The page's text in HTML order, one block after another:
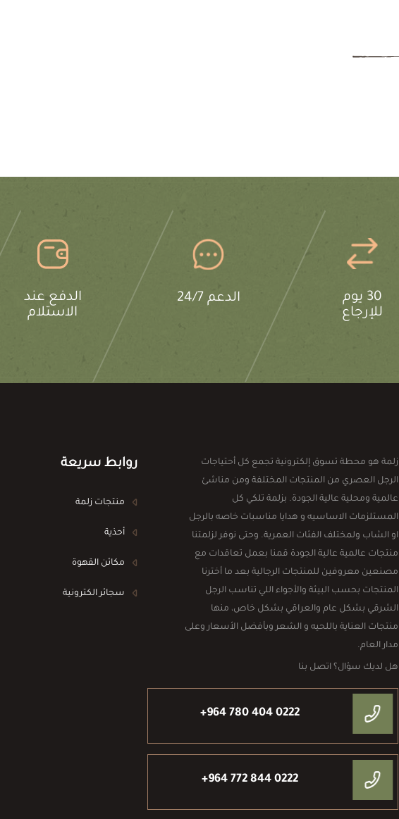
الدفع عند
الاستلام
الدعم 24/7
30 يوم
للإرجاع
زلمة هو محطة تسوق إلكترونية تجمع كل أحتياجات
الرجل العصري من المنتجات المختلفة ومن مناشئ
عالمية ومحلية عالية الجودة. بزلمة تلكي كل
المستلزمات الاساسيه و هدايا مناسبات خاصه بالرجل
او الشاب ولمختلف الفئات العمرية. وحتى نوفر لزلمتنا
منتجات عالمية عالية الجودة قمنا بعمل تعاقدات مع
مصنعين معروفين للمنتجات الرجالية بعد ما أخترنا
المنتجات بحسب البيئة والأجواء اللي تناسب الرجل
الشرقي بشكل عام والعراقي بشكل خاص، منها
منتجات العناية باللحيه و الشعر وبأفضل الأسعار وعلى
مدار العام.
هل لديك سؤال؟ اتصل بنا
+964 780 404 0222
+964 772 844 0222
روابط سريعة
منتجات زلمة
أحذية
مكائن القهوة
سجائر الكترونية